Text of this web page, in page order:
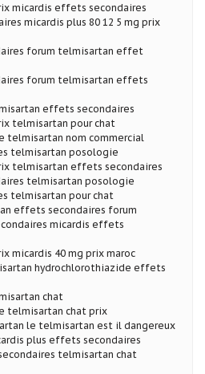
micardis effets secondaires
micardis plus 80 12 5 mg prix
forum telmisartan effet
forum telmisartan effets
effets secondaires
telmisartan pour chat
telmisartan nom commercial
telmisartan posologie
telmisartan effets secondaires
telmisartan posologie
telmisartan pour chat
effets secondaires forum
micardis effets
micardis 40 mg prix maroc
hydrochlorothiazide effets
chat
telmisartan chat prix
le telmisartan est il dangereux
plus effets secondaires
telmisartan chat